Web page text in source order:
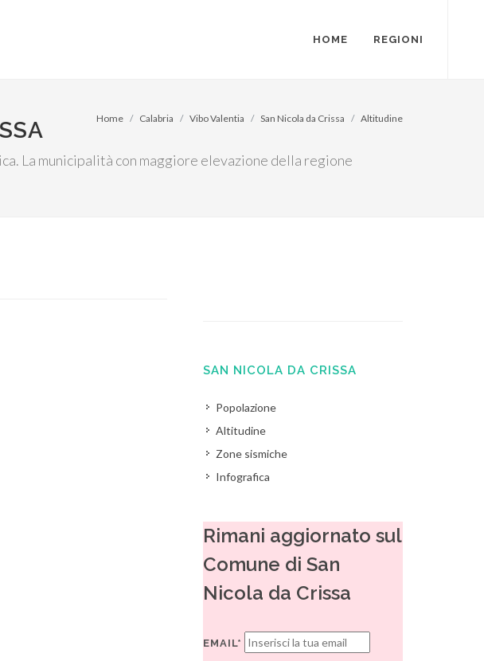
HOME REGIONI
La municipalità con maggiore elevazione della regione
Home Calabria Vibo Valentia San Nicola da Crissa Altitudine
SAN NICOLA DA CRISSA
Popolazione
Altitudine
Zone sismiche
Infografica
Rimani aggiornato sul
Comune di San
Nicola da Crissa
EMAIL*